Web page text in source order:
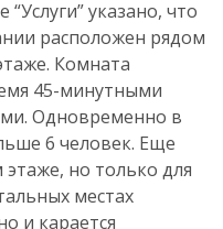
указано, что
расположен рядом
Комната
45-минутными
Одновременно в
6 человек. Еще
но только для
местах
и карается